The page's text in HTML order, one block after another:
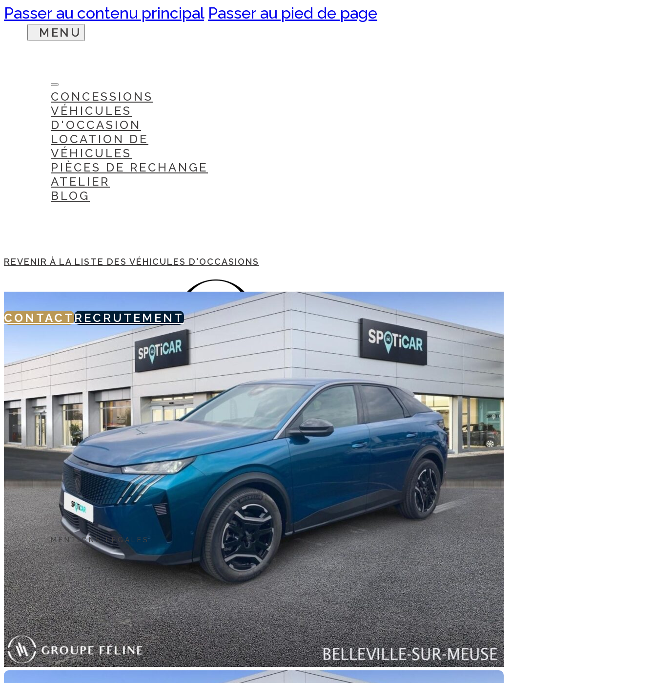
Passer au contenu principal Passer au pied de page
CONCESSIONS
VÉHICULES
D'OCCASION
LOCATION DE
VÉHICULES
PIÈCES DE RECHANGE
ATELIER
BLOG
MENTIONS LÉGALES
CONTACTRECRUTEMENT
REVENIR À LA LISTE DES VÉHICULES D'OCCASIONS